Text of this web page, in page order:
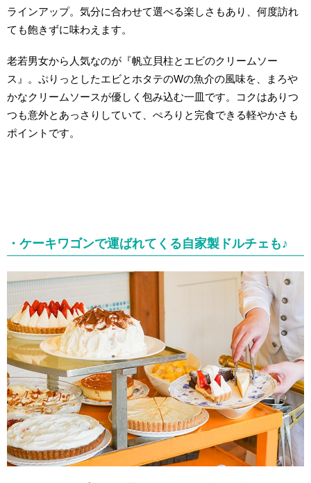
ラインアップ。気分に合わせて選べる楽しさもあり、何度訪れ
ても飽きずに味わえます。
老若男女から人気なのが『帆立貝柱とエビのクリームソー
ス』。ぷりっとしたエビとホタテのWの魚介の風味を、まろや
かなクリームソースが優しく包み込む一皿です。コクはありつ
つも意外とあっさりしていて、ぺろりと完食できる軽やかさも
ポイントです。
・ケーキワゴンで運ばれてくる自家製ドルチェも♪